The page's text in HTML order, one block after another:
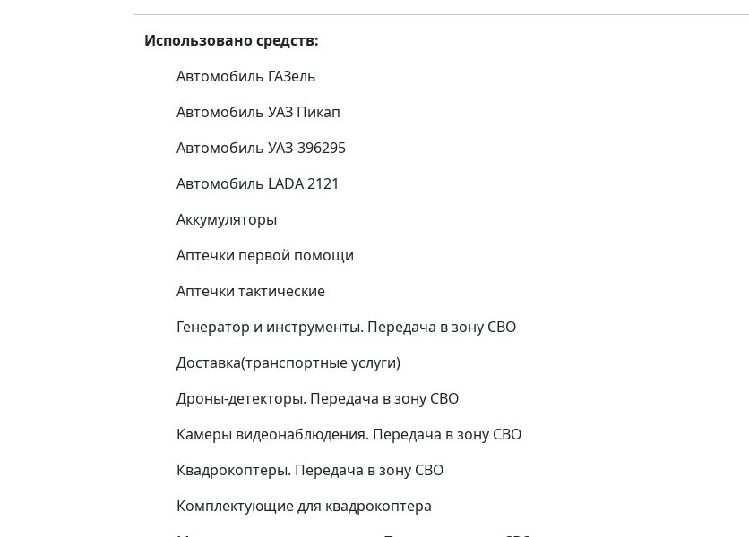
Использовано средств:
Автомобиль ГАЗель
Автомобиль УАЗ Пикап
Автомобиль УАЗ-396295
Автомобиль LADA 2121
Аккумуляторы
Аптечки первой помощи
Аптечки тактические
Генератор и инструменты. Передача в зону СВО
Доставка(транспортные услуги)
Дроны-детекторы. Передача в зону СВО
Камеры видеонаблюдения. Передача в зону СВО
Квадрокоптеры. Передача в зону СВО
Комплектующие для квадрокоптера